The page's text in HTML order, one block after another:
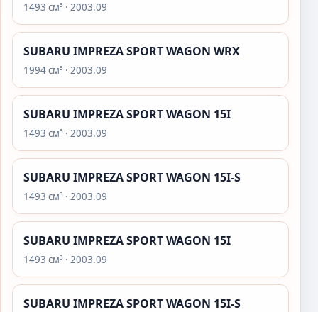
1493 см³ · 2003.09
SUBARU IMPREZA SPORT WAGON WRX
1994 см³ · 2003.09
SUBARU IMPREZA SPORT WAGON 15I
1493 см³ · 2003.09
SUBARU IMPREZA SPORT WAGON 15I-S
1493 см³ · 2003.09
SUBARU IMPREZA SPORT WAGON 15I
1493 см³ · 2003.09
SUBARU IMPREZA SPORT WAGON 15I-S